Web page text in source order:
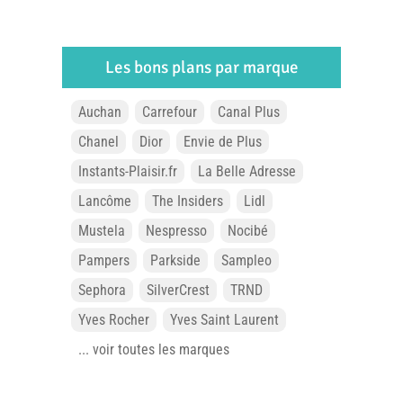
Les bons plans par marque
Auchan Carrefour
Canal Plus
Chanel
Dior
Envie de Plus
Instants-Plaisir.fr
La Belle Adresse
Lancôme
The Insiders
Lidl
Mustela
Nespresso
Nocibé
Pampers
Parkside
Sampleo
Sephora
SilverCrest
TRND
Yves Rocher
Yves Saint Laurent
... voir toutes les marques